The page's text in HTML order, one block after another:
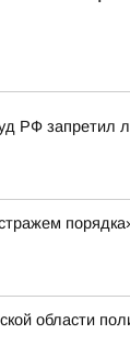
РФ запретил
области